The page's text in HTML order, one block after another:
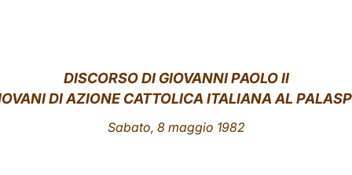
DISCORSO DI GIOVANNI PAOLO II
DI AZIONE CATTOLICA ITALIANA AL
Sabato, 8 maggio 1982